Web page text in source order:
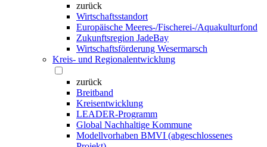
zurück
Wirtschaftsstandort
Europäische Meeres-/Fischerei-/Aquakulturfond
Zukunftsregion JadeBay
Wirtschaftsförderung Wesermarsch
Kreis- und Regionalentwicklung
zurück
Breitband
Kreisentwicklung
LEADER-Programm
Global Nachhaltige Kommune
Modellvorhaben BMVI (abgeschlossenes